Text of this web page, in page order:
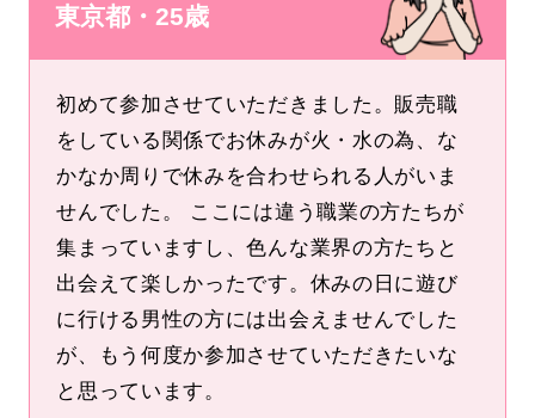
東京都・25歳
初めて参加させていただきました。販売職
をしている関係でお休みが火・水の為、な
かなか周りで休みを合わせられる人がいま
せんでした。 ここには違う職業の方たちが
集まっていますし、色んな業界の方たちと
出会えて楽しかったです。休みの日に遊び
に行ける男性の方には出会えませんでした
が、もう何度か参加させていただきたいな
と思っています。